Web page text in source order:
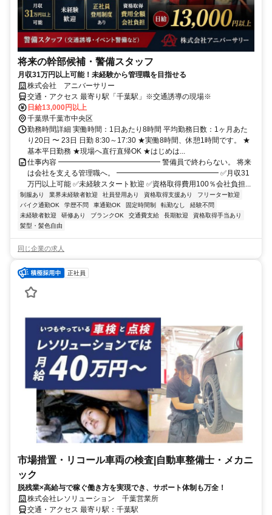
将来の幹部候補・警備スタッフ
月収31万円以上可能！未経験から管理職を目指せる
株式会社 アニバーサリー
交通・アクセス 最寄り駅「千葉駅」※交通誘導の現場※
日給13,000円以上
千葉県千葉市中央区
勤務時間詳細 実働時間：1日あたり8時間 平均勤務日数：1ヶ月あた
り20日 〜 23日 日勤 8:30～17:30 ★実働8時間、休憩1時間です。 ★
基本平日勤務 ★現場へ直行直帰OK ★はじめは...
仕事内容 ━━━━━━━━━━━━━━ 警備員で終わらない。 将来
は会社を支える管理職へ。 ━━━━━━━━━━━━━━ ✅月収31
万円以上可能 ✅未経験スタート歓迎 ✅資格取得費用100％会社負担...
制服あり 業界未経験者歓迎 社員登用あり 資格取得支援あり
フリーター歓迎
バイク通勤OK
学歴不問 車通勤OK 固定時間制 転勤なし
経験不問
未経験者歓迎
研修あり ブランクOK 交通費支給 長期歓迎
資格取得手当あり
髪型・髪色自由
同じ企業の求人
正社員
市場措置・リコール車両の検査|自動車整備士・メカニ
ック
脱残業×高給与で稼ぐ働き方を実現でき、サポート体制も万全！
株式会社レソリューション 千葉営業所
交通・アクセス 最寄り駅：千葉駅